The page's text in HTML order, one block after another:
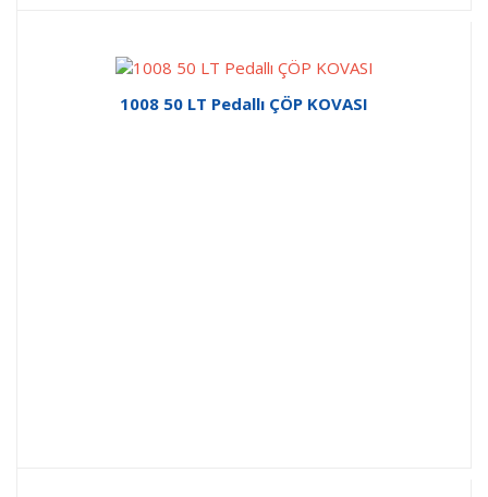
1008 50 LT Pedallı ÇÖP KOVASI